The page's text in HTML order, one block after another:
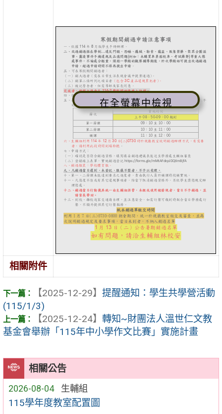
相關公告
2026-08-04 生輔組
115學年度教室配置圖
在全螢幕中檢視
相關附件
【2025-12-29】 提醒通知：學生共學營活動
(115/1/3)
【2025-12-24】 轉知~財團法人溫世仁文教
基金會舉辦「115年中小學作文比賽」實施計畫